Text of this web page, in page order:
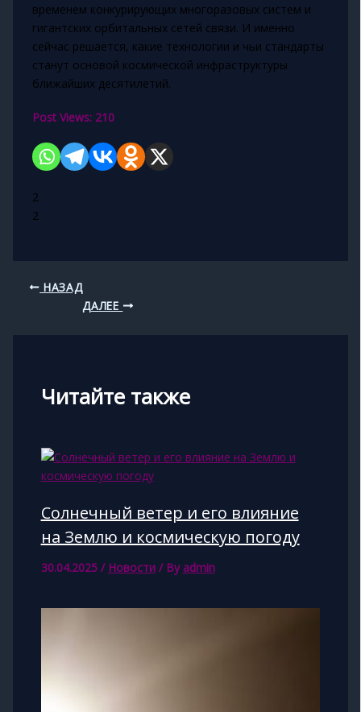
временем конкурирующих многоразовых систем и
гигантских орбитальных сетей связи. И именно
сейчас решается, какие технологии и чьи стандарты
станут основой космической инфраструктуры
ближайших десятилетий.
Post Views: 210
2
2
НАЗАД
ДАЛЕЕ
Читайте также
Солнечный ветер и его влияние
на Землю и космическую погоду
30.04.2025 / Новости/ By admin